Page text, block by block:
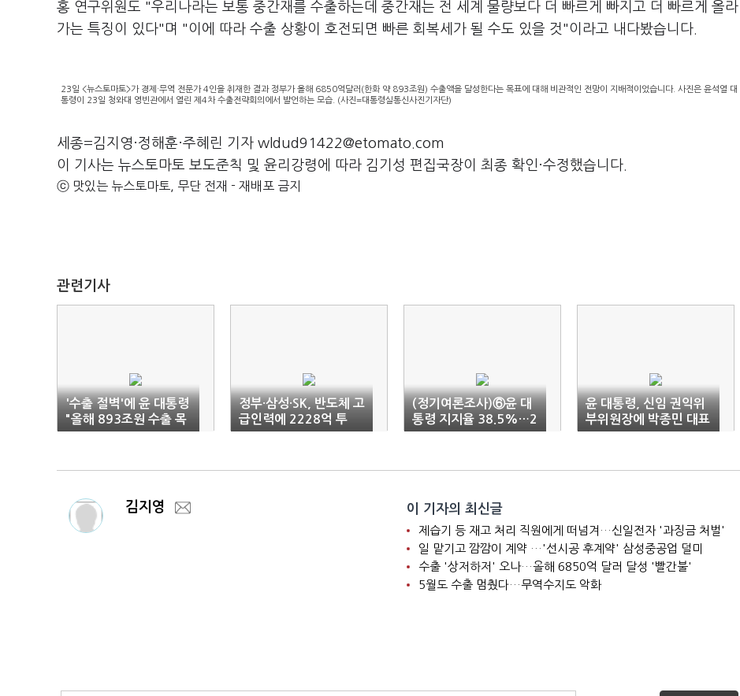
홍 연구위원도 "우리나라는 보통 중간재를 수출하는데 중간재는 전 세계 물량보다 더 빠르게 빠지고 더 빠르게 올라
가는 특징이 있다"며 "이에 따라 수출 상황이 호전되면 빠른 회복세가 될 수도 있을 것"이라고 내다봤습니다.
23일 <뉴스토마토>가 경제·무역 전문가 4인을 취재한 결과 정부가 올해 6850억달러(한화 약 893조원) 수출액을 달성한다는 목표에 대해 비관적인 전망이 지배적이었습니다. 사진은 윤석열 대
통령이 23일 청와대 영빈관에서 열린 제4차 수출전략회의에서 발언하는 모습. (사진=대통령실통신사진기자단)
세종=김지영·정해훈·주혜린 기자 wldud91422@etomato.com
이 기사는 뉴스토마토 보도준칙 및 윤리강령에 따라 김기성 편집국장이 최종 확인·수정했습니다.
ⓒ 맛있는 뉴스토마토, 무단 전재 - 재배포 금지
관련기사
'수출 절벽'에 윤 대통령
"올해 893조원 수출 목
표로 뛰겠다"
정부·삼성·SK, 반도체 고
급인력에 2228억 투
자…"2365명 양성"
(정기여론조사)⑥윤 대
통령 지지율 38.5%…2
주 연속 '상승세'
윤 대통령, 신임 권익위
부위원장에 박종민 대표
변호사 인선
김지영 이 기자의 최신글
제습기 등 재고 처리 직원에게 떠넘겨…신일전자 '과징금 처벌'
일 맡기고 깜깜이 계약 …'선시공 후계약' 삼성중공업 덜미
수출 '상저하저' 오나…올해 6850억 달러 달성 '빨간불'
5월도 수출 멈췄다…무역수지도 악화